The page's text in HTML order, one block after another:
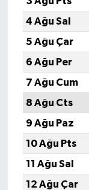
4 Ağu Sal
5 Ağu Çar
6 Ağu Per
7 Ağu Cum
8 Ağu Cts
9 Ağu Paz
10 Ağu Pts
11 Ağu Sal
12 Ağu Çar